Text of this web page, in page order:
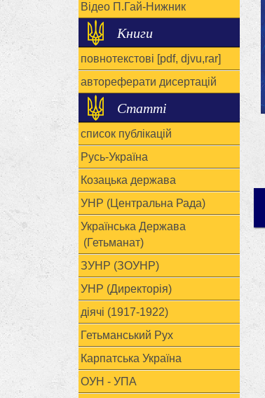
Відео П.Гай-Нижник
Книги
повнотекстові [pdf, djvu,rar]
автореферати дисертацій
Статті
список публікацій
Русь-Україна
Козацька держава
УНР (Центральна Рада)
Українська Держава
(Гетьманат)
ЗУНР (ЗОУНР)
УНР (Директорія)
діячі (1917-1922)
Гетьманський Рух
Карпатська Україна
ОУН - УПА